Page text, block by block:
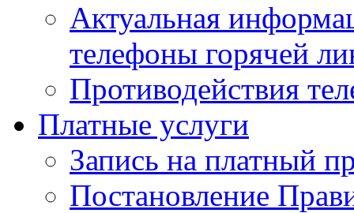
Актуальная
телефоны горячей
Противодействия
Платные услуги
Запись на платный
Постановление